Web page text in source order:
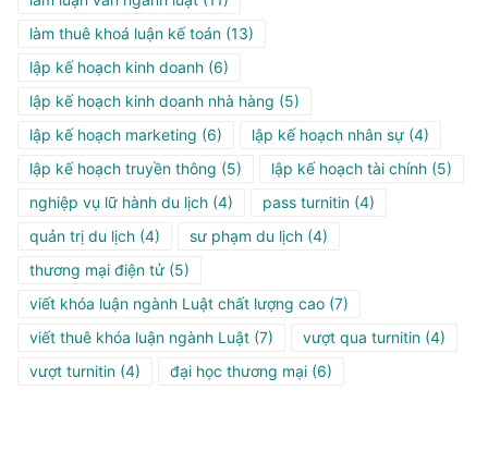
làm thuê khoá luận kế toán (13)
lập kế hoạch kinh doanh (6)
lập kế hoạch kinh doanh nhà hàng (5)
lập kế hoạch marketing (6) lập kế hoạch nhân sự (4)
lập kế hoạch truyền thông (5) lập kế hoạch tài chính (5)
nghiệp vụ lữ hành du lịch (4) pass turnitin (4)
quản trị du lịch (4) sư phạm du lịch (4)
thương mại điện tử (5)
viết khóa luận ngành Luật chất lượng cao (7)
viết thuê khóa luận ngành Luật (7) vượt qua turnitin (4)
vượt turnitin (4) đại học thương mại (6)